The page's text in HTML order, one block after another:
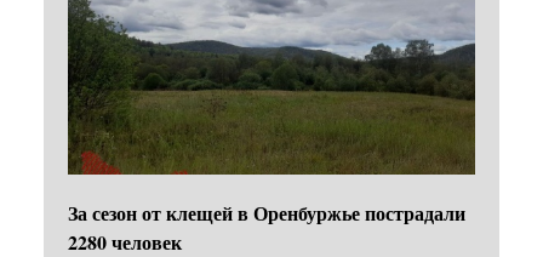
За сезон от клещей в Оренбуржье пострадали
2280 человек